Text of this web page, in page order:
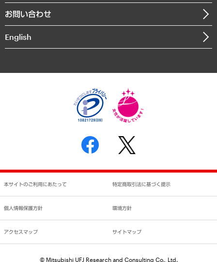
自然資源・農林水産業・食料システム
組織図・本部部室紹介
インドネシア現地法人
個人情報保護方針
反社会的勢力に対する基本方針
書面による個人情報の開示等の請求の手続きについて
お問い合わせ
English
本サイトのご利用にあたって 特定商取引法に基づく提示
個人情報保護方針 環境方針
アクセスマップ サイトマップ
© Mitsubishi UFJ Research and Consulting Co., Ltd.